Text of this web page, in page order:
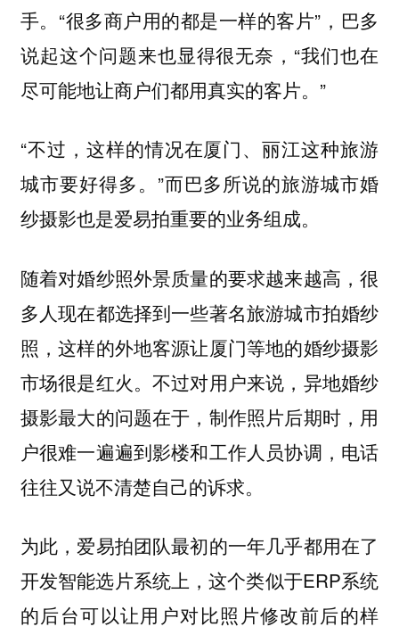
手。“很多商户用的都是一样的客片”，巴多
说起这个问题来也显得很无奈，“我们也在
尽可能地让商户们都用真实的客片。”
“不过，这样的情况在厦门、丽江这种旅游
城市要好得多。”而巴多所说的旅游城市婚
纱摄影也是爱易拍重要的业务组成。
随着对婚纱照外景质量的要求越来越高，很
多人现在都选择到一些著名旅游城市拍婚纱
照，这样的外地客源让厦门等地的婚纱摄影
市场很是红火。不过对用户来说，异地婚纱
摄影最大的问题在于，制作照片后期时，用
户很难一遍遍到影楼和工作人员协调，电话
往往又说不清楚自己的诉求。
为此，爱易拍团队最初的一年几乎都用在了
开发智能选片系统上，这个类似于ERP系统
的后台可以让用户对比照片修改前后的样